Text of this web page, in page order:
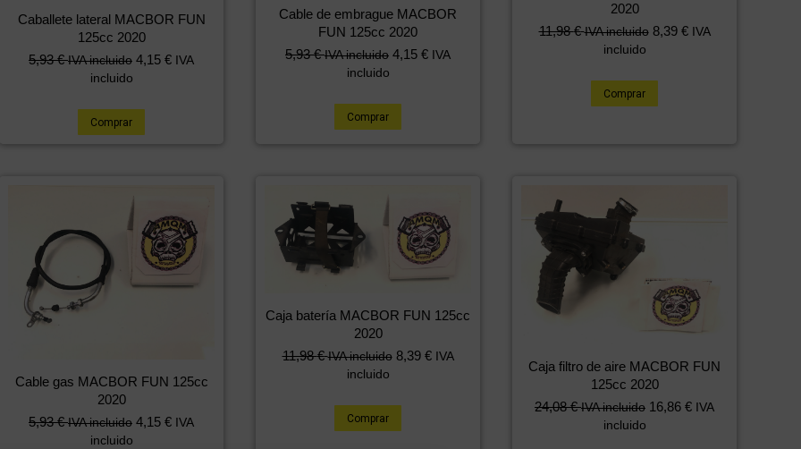
Caballete lateral MACBOR FUN
125cc 2020
5,93€ IVA incluido 4,15 € IVA
incluido
Comprar
Cable de embrague MACBOR
FUN 125cc 2020
5,93€ IVA incluido 4,15 € IVA
incluido
Comprar
2020
11,98€ IVA incluido 8,39 € IVA
incluido
Comprar
Cable gas MACBOR FUN 125cc
2020
5,93€ IVA incluido 4,15 € IVA
incluido
Caja batería MACBOR FUN 125cc
2020
11,98€ IVA incluido 8,39 € IVA
incluido
Comprar
Caja filtro de aire MACBOR FUN
125cc 2020
24,08€ IVA incluido 16,86 € IVA
incluido